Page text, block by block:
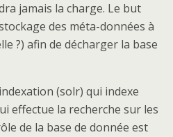
jamais la charge. Le but
des méta-données à
?) afin de décharger la base
(solr) qui indexe
effectue la recherche sur les
de la base de donnée est